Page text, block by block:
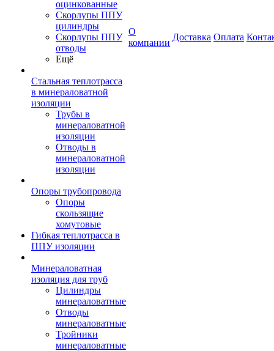
оцинкованные
Скорлупы ППУ
цилиндры
Скорлупы ППУ
отводы
Ещё
Стальная теплотрасса
в минераловатной
изоляции
Трубы в
минераловатной
изоляции
Отводы в
минераловатной
изоляции
Опоры трубопровода
Опоры
скользящие
хомутовые
Гибкая теплотрасса в
ППУ изоляции
Минераловатная
изоляция для труб
Цилиндры
минераловатные
Отводы
минераловатные
Тройники
минераловатные
О
компании
Доставка Оплата